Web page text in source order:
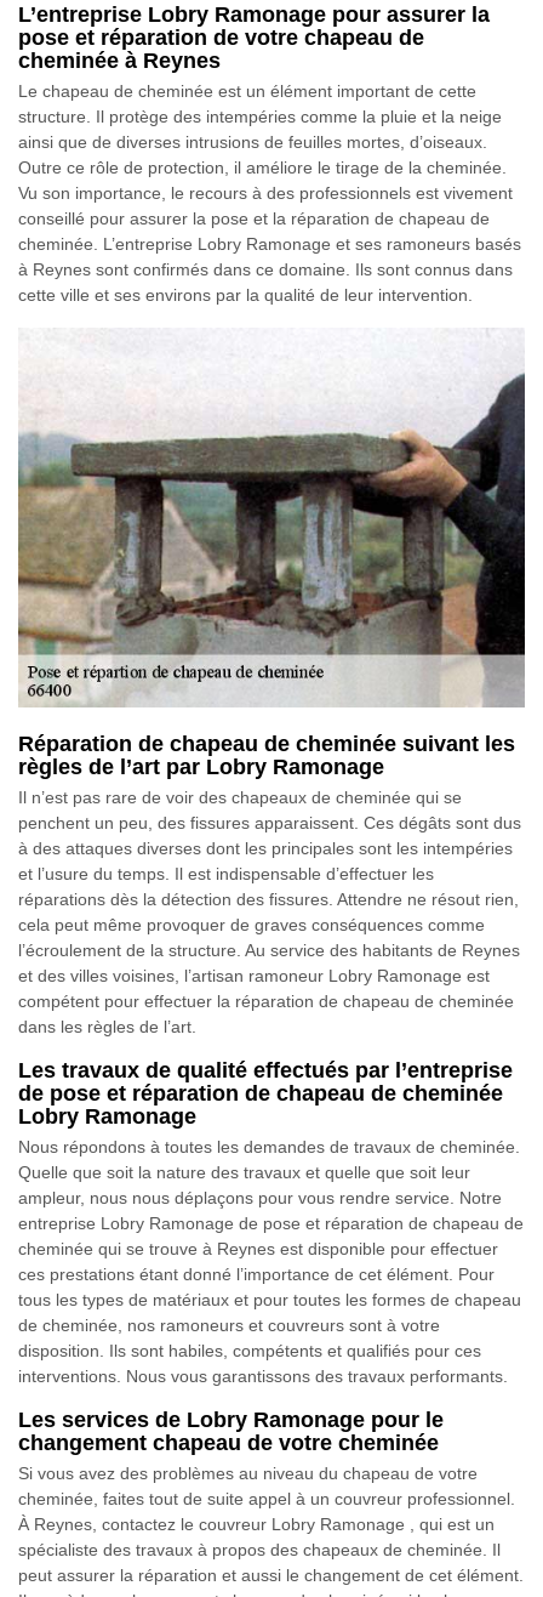
L’entreprise Lobry Ramonage pour assurer la
pose et réparation de votre chapeau de
cheminée à Reynes
Le chapeau de cheminée est un élément important de cette
structure. Il protège des intempéries comme la pluie et la neige
ainsi que de diverses intrusions de feuilles mortes, d’oiseaux.
Outre ce rôle de protection, il améliore le tirage de la cheminée.
Vu son importance, le recours à des professionnels est vivement
conseillé pour assurer la pose et la réparation de chapeau de
cheminée. L’entreprise Lobry Ramonage et ses ramoneurs basés
à Reynes sont confirmés dans ce domaine. Ils sont connus dans
cette ville et ses environs par la qualité de leur intervention.
Réparation de chapeau de cheminée suivant les
règles de l’art par Lobry Ramonage
Il n’est pas rare de voir des chapeaux de cheminée qui se
penchent un peu, des fissures apparaissent. Ces dégâts sont dus
à des attaques diverses dont les principales sont les intempéries
et l’usure du temps. Il est indispensable d’effectuer les
réparations dès la détection des fissures. Attendre ne résout rien,
cela peut même provoquer de graves conséquences comme
l’écroulement de la structure. Au service des habitants de Reynes
et des villes voisines, l’artisan ramoneur Lobry Ramonage est
compétent pour effectuer la réparation de chapeau de cheminée
dans les règles de l’art.
Les travaux de qualité effectués par l’entreprise
de pose et réparation de chapeau de cheminée
Lobry Ramonage
Nous répondons à toutes les demandes de travaux de cheminée.
Quelle que soit la nature des travaux et quelle que soit leur
ampleur, nous nous déplaçons pour vous rendre service. Notre
entreprise Lobry Ramonage de pose et réparation de chapeau de
cheminée qui se trouve à Reynes est disponible pour effectuer
ces prestations étant donné l’importance de cet élément. Pour
tous les types de matériaux et pour toutes les formes de chapeau
de cheminée, nos ramoneurs et couvreurs sont à votre
disposition. Ils sont habiles, compétents et qualifiés pour ces
interventions. Nous vous garantissons des travaux performants.
Les services de Lobry Ramonage pour le
changement chapeau de votre cheminée
Si vous avez des problèmes au niveau du chapeau de votre
cheminée, faites tout de suite appel à un couvreur professionnel.
À Reynes, contactez le couvreur Lobry Ramonage , qui est un
spécialiste des travaux à propos des chapeaux de cheminée. Il
peut assurer la réparation et aussi le changement de cet élément.